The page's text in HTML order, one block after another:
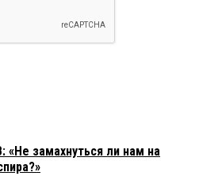
замахнуться ли нам на